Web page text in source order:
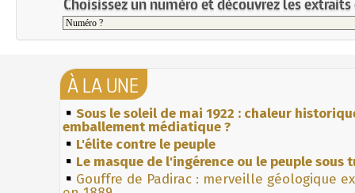
À LA UNE
Sous le soleil de mai 1922 : chaleur
emballement médiatique ?
L'élite contre le peuple
Le masque de l'ingérence ou le peuple sous
Gouffre de Padirac : merveille géologique